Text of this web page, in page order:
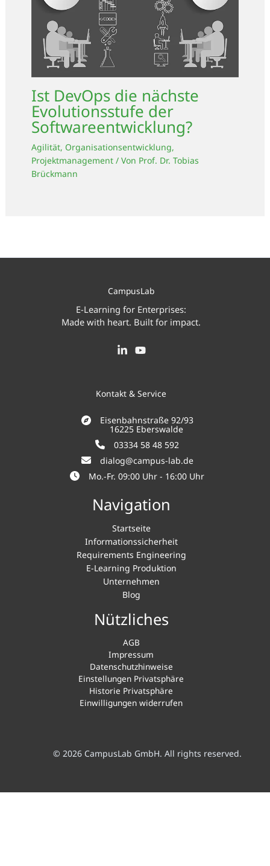
Ist DevOps die nächste
Evolutionsstufe der
Softwareentwicklung?
Agilität, Organisationsentwicklung,
Projektmanagement/ Von Prof. Dr. Tobias
Brückmann
CampusLab
E-Learning for Enterprises:
Made with heart. Built for impact.
Kontakt & Service
Eisenbahnstraße 92/93
16225 Eberswalde
03334 58 48 592
dialog@campus-lab.de
Mo.-Fr. 09:00 Uhr - 16:00 Uhr
Navigation
Startseite
Informationssicherheit
Requirements Engineering
E-Learning Produktion
Unternehmen
Blog
Nützliches
AGB
Impressum
Datenschutzhinweise
Einstellungen Privatsphäre
Historie Privatsphäre
Einwilligungen widerrufen
© 2026 CampusLab GmbH. All rights reserved.